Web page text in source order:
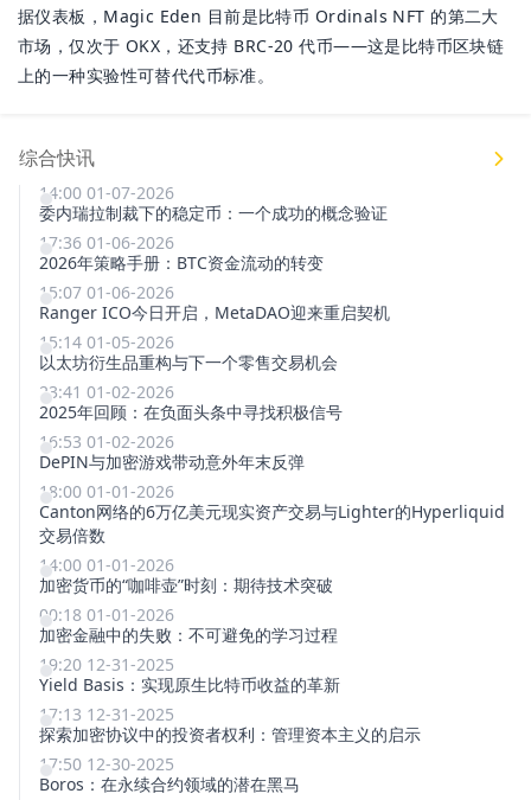
据仪表板，Magic Eden 目前是比特币 Ordinals NFT 的第二大
市场，仅次于 OKX，还支持 BRC-20 代币——这是比特币区块链
上的一种实验性可替代代币标准。
综合快讯
14:00 01-07-2026
委内瑞拉制裁下的稳定币：一个成功的概念验证
17:36 01-06-2026
2026年策略手册：BTC资金流动的转变
15:07 01-06-2026
Ranger ICO今日开启，MetaDAO迎来重启契机
15:14 01-05-2026
以太坊衍生品重构与下一个零售交易机会
23:41 01-02-2026
2025年回顾：在负面头条中寻找积极信号
16:53 01-02-2026
DePIN与加密游戏带动意外年末反弹
18:00 01-01-2026
Canton网络的6万亿美元现实资产交易与Lighter的Hyperliquid
交易倍数
14:00 01-01-2026
加密货币的“咖啡壶”时刻：期待技术突破
00:18 01-01-2026
加密金融中的失败：不可避免的学习过程
19:20 12-31-2025
Yield Basis：实现原生比特币收益的革新
17:13 12-31-2025
探索加密协议中的投资者权利：管理资本主义的启示
17:50 12-30-2025
Boros：在永续合约领域的潜在黑马